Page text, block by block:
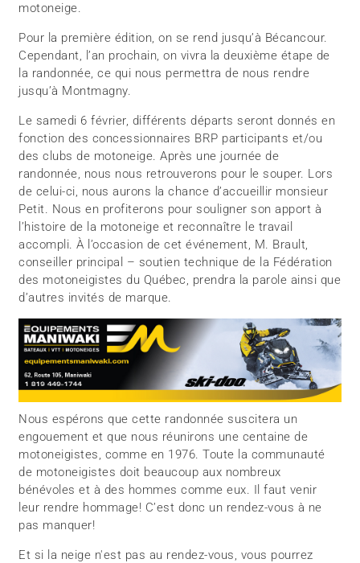
motoneige.
Pour la première édition, on se rend jusqu’à Bécancour.
Cependant, l’an prochain, on vivra la deuxième étape de
la randonnée, ce qui nous permettra de nous rendre
jusqu’à Montmagny.
Le samedi 6 février, différents départs seront donnés en
fonction des concessionnaires BRP participants et/ou
des clubs de motoneige. Après une journée de
randonnée, nous nous retrouverons pour le souper. Lors
de celui-ci, nous aurons la chance d’accueillir monsieur
Petit. Nous en profiterons pour souligner son apport à
l’histoire de la motoneige et reconnaître le travail
accompli. À l’occasion de cet événement, M. Brault,
conseiller principal – soutien technique de la Fédération
des motoneigistes du Québec, prendra la parole ainsi que
d’autres invités de marque.
Nous espérons que cette randonnée suscitera un
engouement et que nous réunirons une centaine de
motoneigistes, comme en 1976. Toute la communauté
de motoneigistes doit beaucoup aux nombreux
bénévoles et à des hommes comme eux. Il faut venir
leur rendre hommage! C’est donc un rendez-vous à ne
pas manquer!
Et si la neige n'est pas au rendez-vous, vous pourrez